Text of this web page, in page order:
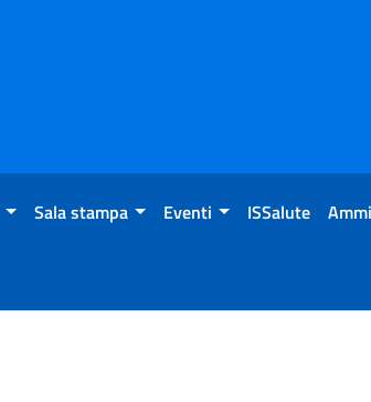
Sala stampa Eventi ISSalute